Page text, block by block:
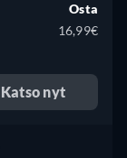
Osta
16,99€
Katso nyt